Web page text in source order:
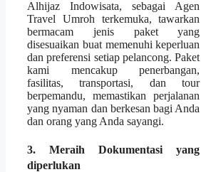
Alhijaz Indowisata, sebagai Agen
Travel Umroh terkemuka, tawarkan
bermacam jenis paket yang
disesuaikan buat memenuhi keperluan
dan preferensi setiap pelancong. Paket
kami mencakup penerbangan,
fasilitas, transportasi, dan tour
berpemandu, memastikan perjalanan
yang nyaman dan berkesan bagi Anda
dan orang yang Anda sayangi.
3. Meraih Dokumentasi yang
diperlukan